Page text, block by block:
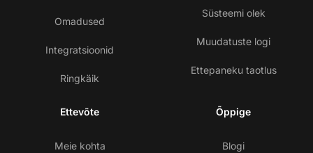
Omadused
Integratsioonid
Ringkäik
Süsteemi olek
Muudatuste logi
Ettepaneku taotlus
Ettevõte
Meie kohta
Õppige
Blogi